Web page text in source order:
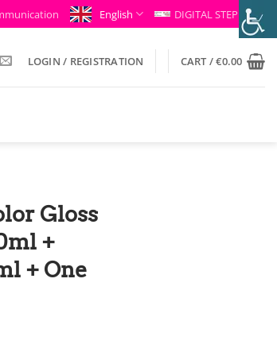
English DIGITAL STEP
LOGIN / REGISTRATION CART /€0.00
Gloss
+
+ One